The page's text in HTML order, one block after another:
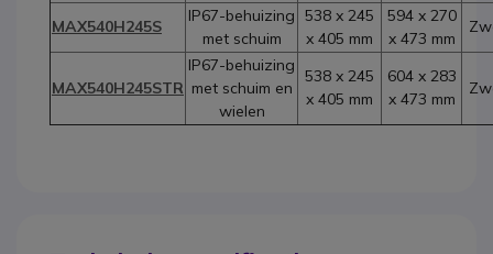
MAX540H245S
IP67-behuizing
met schuim
538 x 245
x 405 mm
594 x 270
x 473 mm
MAX540H245STR
IP67-behuizing
met schuim en
wielen
538 x 245
x 405 mm
604 x 283
x 473 mm